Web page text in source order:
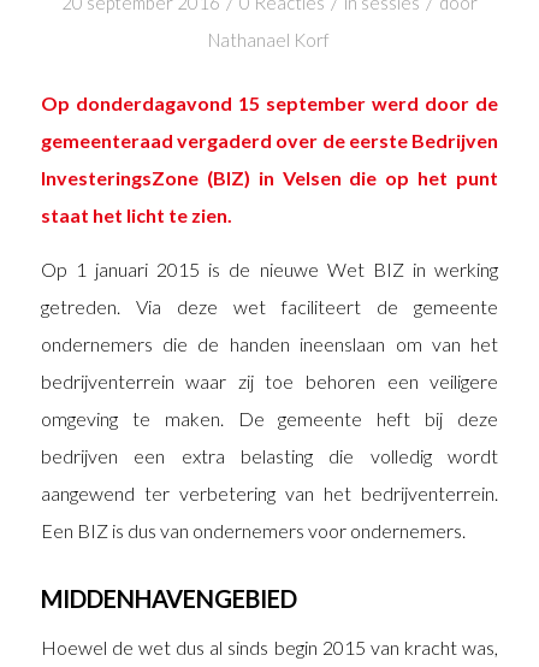
Nathanael Korf
Op donderdagavond 15 september werd door de
gemeenteraad vergaderd over de eerste Bedrijven
InvesteringsZone (BIZ) in Velsen die op het punt
staat het licht te zien.
Op 1 januari 2015 is de nieuwe Wet BIZ in werking
getreden. Via deze wet faciliteert de gemeente
ondernemers die de handen ineenslaan om van het
bedrijventerrein waar zij toe behoren een veiligere
omgeving te maken. De gemeente heft bij deze
bedrijven een extra belasting die volledig wordt
aangewend ter verbetering van het bedrijventerrein.
Een BIZ is dus van ondernemers voor ondernemers.
MIDDENHAVENGEBIED
Hoewel de wet dus al sinds begin 2015 van kracht was,